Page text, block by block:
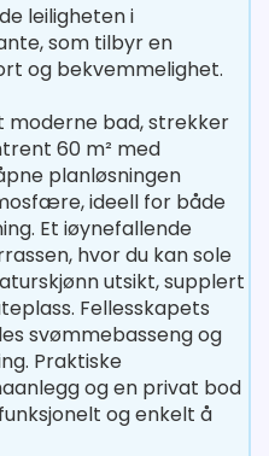
leiligheten i
som tilbyr en
og bekvemmelighet.
moderne bad, strekker
60 m² med
planløsningen
ideell for både
Et iøynefallende
hvor du kan sole
utsikt, supplert
Fellesskapets
svømmebasseng og
Praktiske
og en privat bod
og enkelt å